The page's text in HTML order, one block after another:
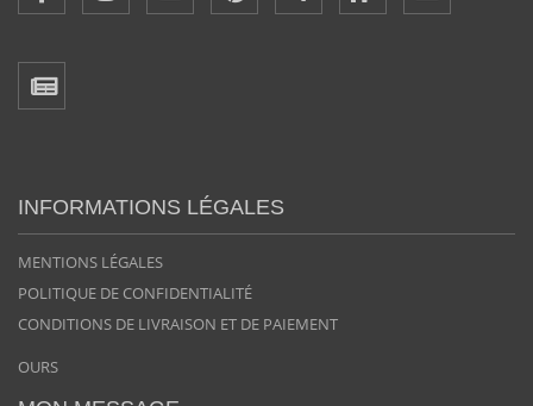
INFORMATIONS LÉGALES
MENTIONS LÉGALES
POLITIQUE DE CONFIDENTIALITÉ
CONDITIONS DE LIVRAISON ET DE PAIEMENT
OURS